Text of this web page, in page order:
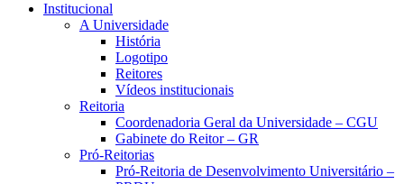
Institucional
A Universidade
História
Logotipo
Reitores
Vídeos institucionais
Reitoria
Coordenadoria Geral da Universidade – CGU
Gabinete do Reitor – GR
Pró-Reitorias
Pró-Reitoria de Desenvolvimento Universitário –